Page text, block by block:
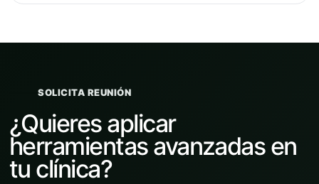
SOLICITA REUNIÓN
¿Quieres aplicar
herramientas avanzadas en
tu clínica?